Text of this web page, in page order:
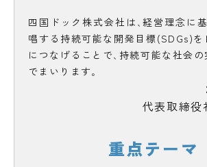
四国ドック株式会社は､経営理念に
唱する持続可能な開発目標(SDGs)を
につなげることで､持続可能な社会
でまいります｡
代表取締
重点テーマ